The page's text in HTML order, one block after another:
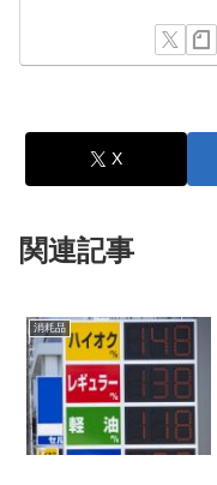
X
関連記事
消耗品